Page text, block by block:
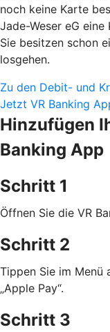
noch keine Karte
Jade-Weser eG
Sie besitzen schon
losgehen.
Zu den Debit- und
Jetzt VR Banking
Hinzufügen
Banking App
Schritt 1
Öffnen Sie die VR
Schritt 2
Tippen Sie im Menü
„Apple Pay“.
Schritt 3